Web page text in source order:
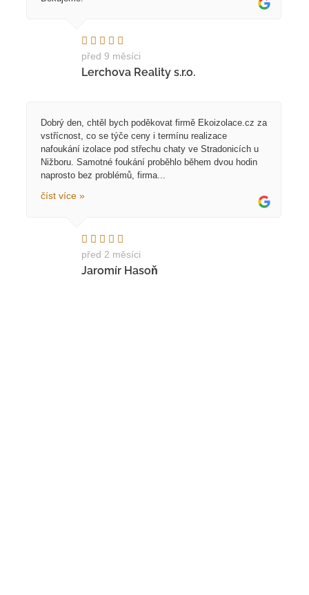
před 9 měsíci
Lerchova Reality s.r.o.
Dobrý den, chtěl bych poděkovat firmě Ekoizolace.cz za
vstřícnost, co se týče ceny i termínu realizace
nafoukání izolace pod střechu chaty ve Stradonicích u
Nižboru. Samotné foukání proběhlo během dvou hodin
naprosto bez problémů, firma...
číst více »
před 2 měsíci
Jaromír Hasoň